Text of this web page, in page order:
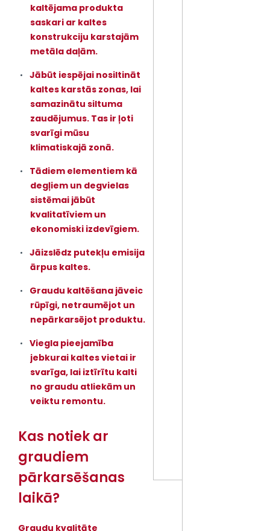
kaltējama produkta
saskari ar kaltes
konstrukciju karstajām
metāla daļām.
Jābūt iespējai nosiltināt
kaltes karstās zonas, lai
samazinātu siltuma
zaudējumus. Tas ir ļoti
svarīgi mūsu
klimatiskajā zonā.
Tādiem elementiem kā
degļiem un degvielas
sistēmai jābūt
kvalitatīviem un
ekonomiski izdevīgiem.
Jāizslēdz putekļu emisija
ārpus kaltes.
Graudu kaltēšana jāveic
rūpīgi, netraumējot un
nepārkarsējot produktu.
Viegla pieejamība
jebkurai kaltes vietai ir
svarīga, lai iztīrītu kalti
no graudu atliekām un
veiktu remontu.
Kas notiek ar
graudiem
pārkarsēšanas
laikā?
Graudu kvalitāte